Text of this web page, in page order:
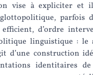
vise à expliciter et
parfois
d’ordre
linguistique : le
d’une construction
identitaires